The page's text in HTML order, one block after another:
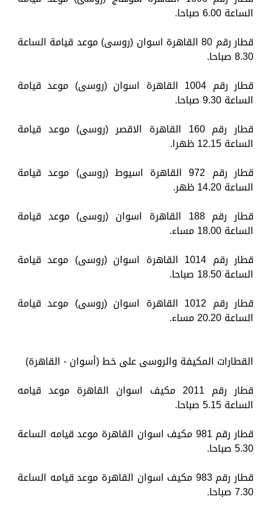
الساعة 6.00 صباحا.
قطار رقم 80 القاهرة اسوان (روسى) موعد قيامة الساعة
8.30 صباحا.
قطار رقم 1004 القاهرة اسوان (روسى) موعد قيامة
الساعة 9.30 صباحا.
قطار رقم 160 القاهرة الاقصر (روسى) موعد قيامة
الساعة 12.15 ظهرا.
قطار رقم 972 القاهرة اسيوط (روسى) موعد قيامة
الساعة 14.20 ظهر.
قطار رقم 188 القاهرة اسوان (روسى) موعد قيامة
الساعة 18.00 مساء.
قطار رقم 1014 القاهرة اسوان (روسى) موعد قيامة
الساعة 18.50 صباحا.
قطار رقم 1012 القاهرة اسوان (روسى) موعد قيامة
الساعة 20.20 مساء.
القطارات المكيفة والروسى على خط (أسوان - القاهرة)
قطار رقم 2011 مكيف اسوان القاهرة موعد قيامه
الساعة 5.15 صباحا.
قطار رقم 981 مكيف اسوان القاهرة موعد قيامه الساعة
5.30 صباحا.
قطار رقم 983 مكيف اسوان القاهرة موعد قيامه الساعة
7.30 صباحا.